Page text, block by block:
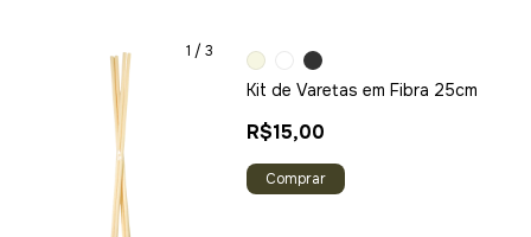
1 / 3
Kit de Varetas em Fibra 25cm
R$15,00
Comprar